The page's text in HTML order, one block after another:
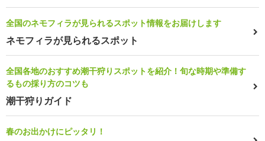
全国のネモフィラが見られるスポット情報をお届けします
ネモフィラが見られるスポット
全国各地のおすすめ潮干狩りスポットを紹介！旬な時期や準備す
るもの採り方のコツも
潮干狩りガイド
春のお出かけにピッタリ！